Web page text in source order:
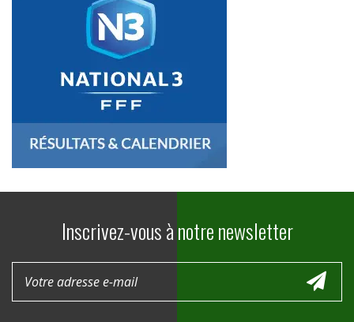
Inscrivez-vous à notre newsletter